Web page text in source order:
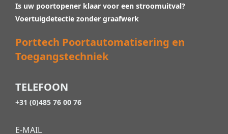
Is uw poortopener klaar voor een stroomuitval?
Voertuigdetectie zonder graafwerk
Porttech Poortautomatisering en
Toegangstechniek
TELEFOON
+31 (0)485 76 00 76
E-MAIL